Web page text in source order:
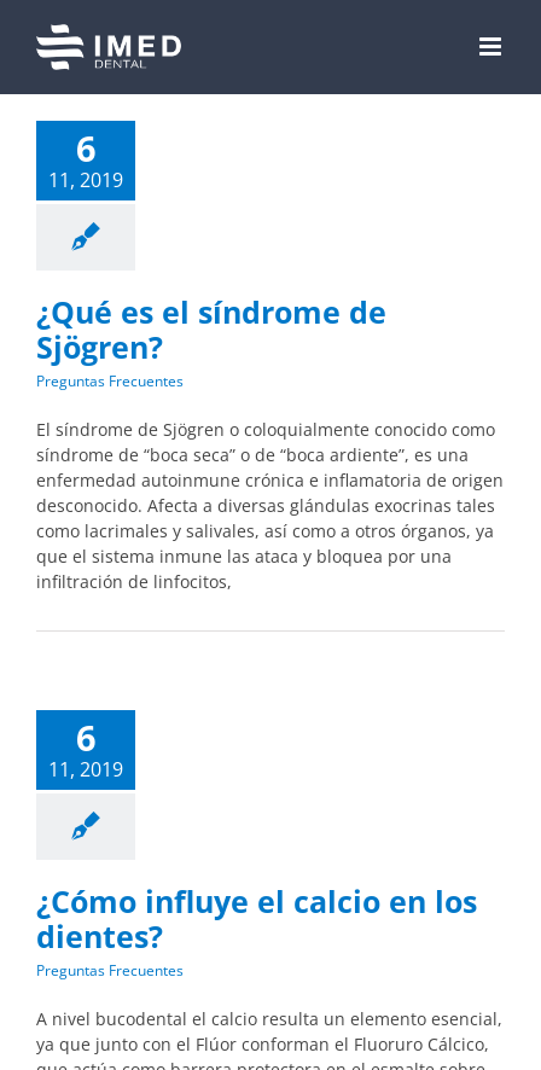
content
6
11, 2019
¿Qué es el síndrome de
Sjögren?
Preguntas Frecuentes
El síndrome de Sjögren o coloquialmente conocido como
síndrome de “boca seca” o de “boca ardiente”, es una
enfermedad autoinmune crónica e inflamatoria de origen
desconocido. Afecta a diversas glándulas exocrinas tales
como lacrimales y salivales, así como a otros órganos, ya
que el sistema inmune las ataca y bloquea por una
infiltración de linfocitos,
6
11, 2019
¿Cómo influye el calcio en los
dientes?
Preguntas Frecuentes
A nivel bucodental el calcio resulta un elemento esencial,
ya que junto con el Flúor conforman el Fluoruro Cálcico,